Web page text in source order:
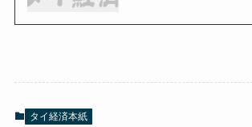
タイ経済本紙